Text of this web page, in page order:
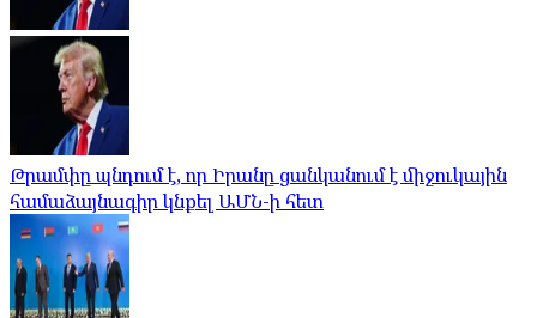
Թրամփը պնդում է, որ Իրանը ցանկանում է միջուկային
համաձայնագիր կնքել ԱՄՆ-ի հետ